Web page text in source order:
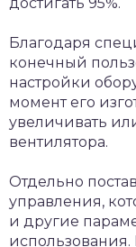
Благодаря
конечный
настройки
момент его
увеличивать
вентилятора.
Отдельно
управления,
и другие